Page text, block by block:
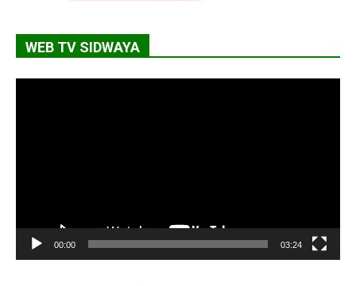
WEB TV SIDWAYA
00:00 03:24